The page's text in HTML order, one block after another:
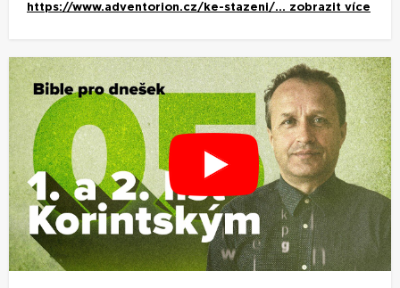
https://www.adventorion.cz/ke-stazeni/... zobrazit více